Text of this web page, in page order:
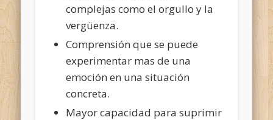
complejas como el orgullo y la
vergüenza.
Comprensión que se puede
experimentar mas de una
emoción en una situación
concreta.
Mayor capacidad para suprimir